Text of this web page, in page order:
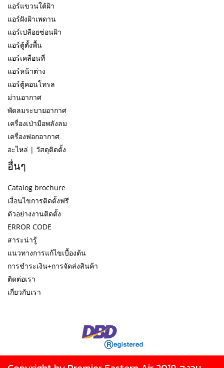
แอร์แขวนใต้ฝ้า
แอร์ฝังฝ้าเพดาน
แอร์เปลือยซ่อนฝ้า
แอร์ตู้ตั้งพื้น
แอร์เคลื่อนที่
แอร์หน้าต่าง
แอร์ตู้คอนโทรล
ม่านอากาศ
พัดลมระบายอากาศ
เครื่องเป่ามือพลังลม
เครื่องฟอกอากาศ
อะไหล่ | วัสดุติดตั้ง
อื่นๆ
Catalog brochure
เงื่อนไขการติดตั้งฟรี
ตัวอย่างงานติดตั้ง
ERROR CODE
สาระน่ารู้
แนวทางการแก้ไขเบื้องต้น
การชำระเงิน+การจัดส่งสินค้า
ติดต่อเรา
เกี่ยวกับเรา